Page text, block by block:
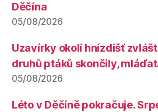
Děčína
05/08/2026
Uzavírky okolí hnízdišť
druhů ptáků skončily,
05/08/2026
Léto v Děčíně pokračuje.